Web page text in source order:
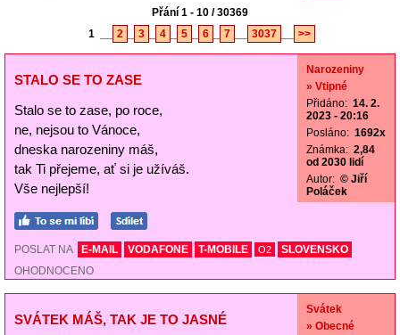
Přání 1 - 10 / 30369
1
2 3 4 5 6 7 3037 >>
STALO SE TO ZASE
Stalo se to zase, po roce,
ne, nejsou to Vánoce,
dneska narozeniny máš,
tak Ti přejeme, ať si je užíváš.
Vše nejlepší!
Narozeniny
» Vtipné
Přidáno: 14. 2.
2023 - 20:16
Posláno: 1692x
Známka: 2,84
od 2030 lidí
Autor: © Jiří
Poláček
POSLAT NA E-MAIL VODAFONE T-MOBILE O2
SLOVENSKO
OHODNOCENO
SVÁTEK MÁŠ, TAK JE TO JASNÉ
Svátek
» Obecné